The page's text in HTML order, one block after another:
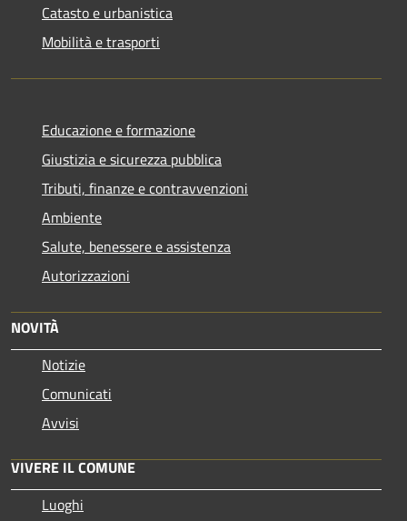
Catasto e urbanistica
Mobilità e trasporti
Educazione e formazione
Giustizia e sicurezza pubblica
Tributi, finanze e contravvenzioni
Ambiente
Salute, benessere e assistenza
Autorizzazioni
NOVITÀ
Notizie
Comunicati
Avvisi
VIVERE IL COMUNE
Luoghi